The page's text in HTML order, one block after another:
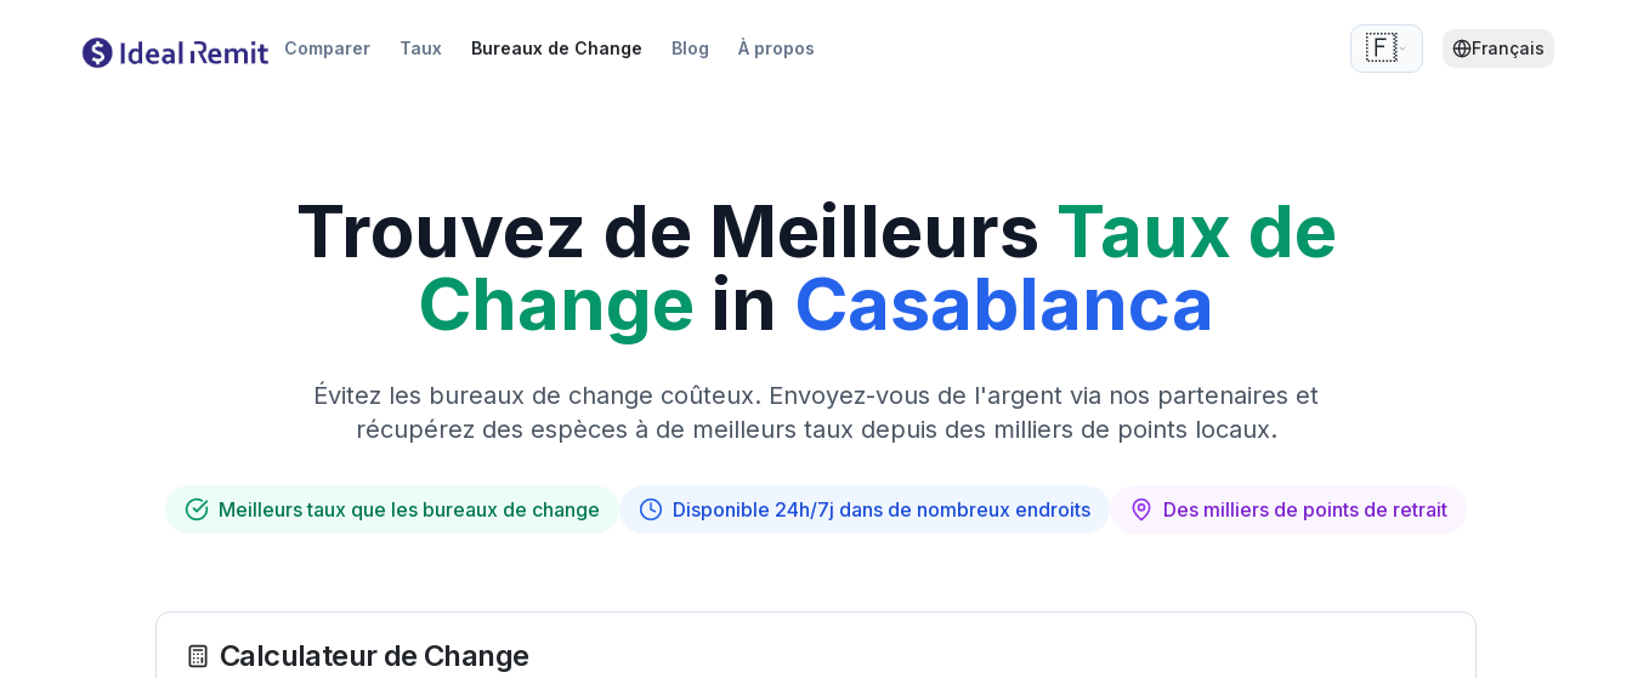
Comparer Taux Bureaux de Change Blog À propos 🇫🇷 Français
Trouvez de Meilleurs Taux de
Change in Casablanca
Évitez les bureaux de change coûteux. Envoyez-vous de l'argent via nos partenaires et
récupérez des espèces à de meilleurs taux depuis des milliers de points locaux.
Meilleurs taux que les bureaux de change Disponible 24h/7j dans de nombreux endroits Des milliers de points de retrait
Calculateur de Change